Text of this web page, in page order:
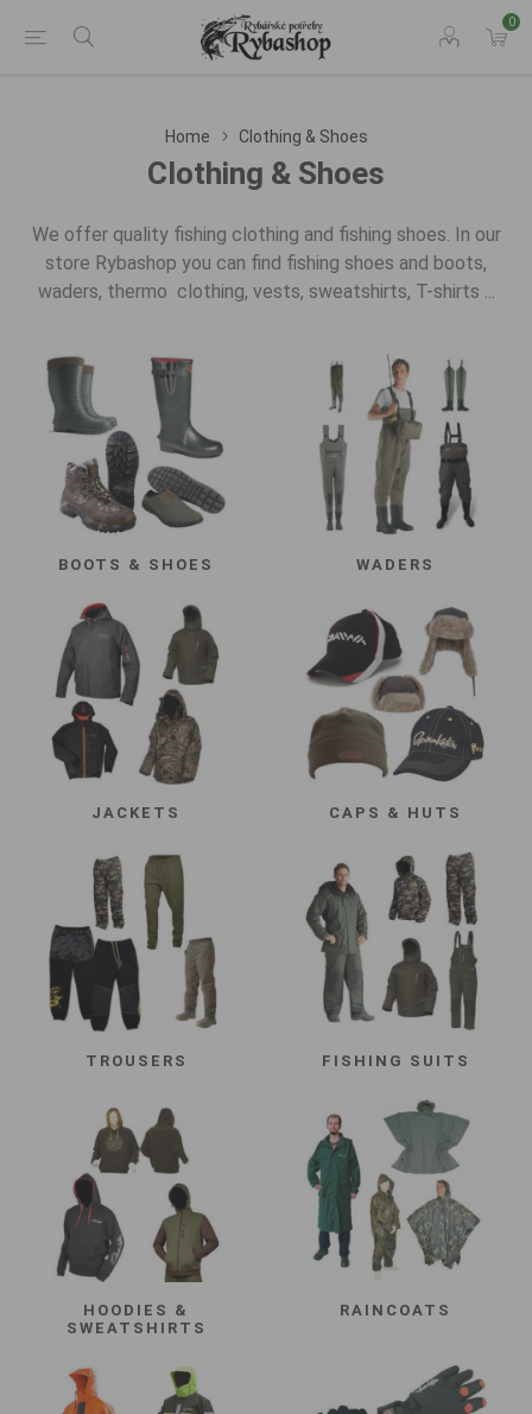
0
Home Clothing & Shoes
Clothing & Shoes
We offer quality fishing clothing and fishing shoes. In our
store Rybashop you can find fishing shoes and boots,
waders, thermo clothing, vests, sweatshirts, T-shirts ...
BOOTS & SHOES WADERS
JACKETS CAPS & HUTS
TROUSERS FISHING SUITS
HOODIES &
SWEATSHIRTS
RAINCOATS